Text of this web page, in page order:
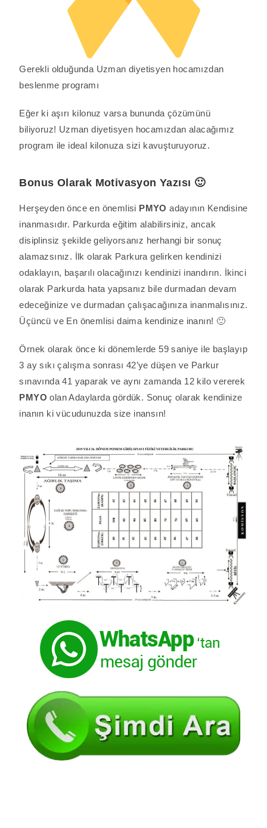
Gerekli olduğunda Uzman diyetisyen hocamızdan
beslenme programı
Eğer ki aşırı kilonuz varsa bununda çözümünü
biliyoruz! Uzman diyetisyen hocamızdan alacağımız
program ile ideal kilonuza sizi kavuşturuyoruz.
Bonus Olarak Motivasyon Yazısı 🙂
Herşeyden önce en önemlisi PMYOadayının Kendisine
inanmasıdır. Parkurda eğitim alabilirsiniz, ancak
disiplinsiz şekilde geliyorsanız herhangi bir sonuç
alamazsınız. İlk olarak Parkura gelirken kendinizi
odaklayın, başarılı olacağınızı kendinizi inandırın. İkinci
olarak Parkurda hata yapsanız bile durmadan devam
edeceğinize ve durmadan çalışacağınıza inanmalısınız.
Üçüncü ve En önemlisi daima kendinize inanın! 🙂
Örnek olarak önce ki dönemlerde 59 saniye ile başlayıp
3 ay sıkı çalışma sonrası 42’ye düşen ve Parkur
sınavında 41 yaparak ve aynı zamanda 12 kilo vererek
PMYOolan Adaylarda gördük. Sonuç olarak kendinize
inanın ki vücudunuzda size inansın!